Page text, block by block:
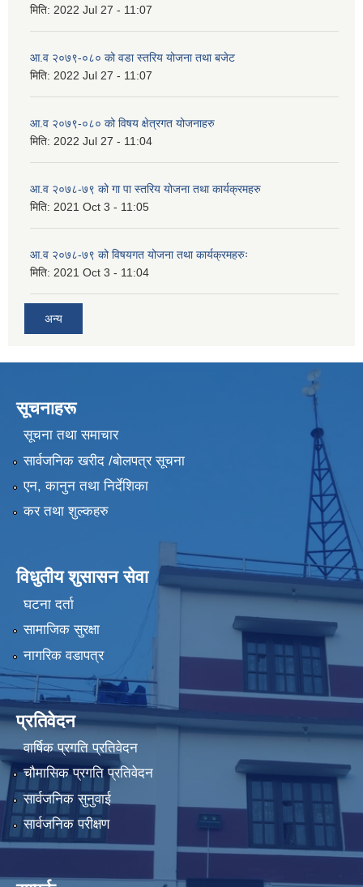
मिति: 2022 Jul 27 - 11:07
आ.व २०७९-०८० को वडा स्तरिय योजना तथा बजेट
मिति: 2022 Jul 27 - 11:07
आ.व २०७९-०८० को विषय क्षेत्रगत योजनाहरु
मिति: 2022 Jul 27 - 11:04
आ.व २०७८-७९ को गा पा स्तरिय योजना तथा कार्यक्रमहरु
मिति: 2021 Oct 3 - 11:05
आ.व २०७८-७९ को विषयगत योजना तथा कार्यक्रमहरुः
मिति: 2021 Oct 3 - 11:04
अन्य
सूचनाहरू
सूचना तथा समाचार
सार्वजनिक खरीद /बोलपत्र सूचना
एन, कानुन तथा निर्देशिका
कर तथा शुल्कहरु
विधुतीय शुसासन सेवा
घटना दर्ता
सामाजिक सुरक्षा
नागरिक वडापत्र
प्रतिवेदन
वार्षिक प्रगति प्रतिवेदन
चौमासिक प्रगति प्रतिवेदन
सार्वजनिक सुनुवाई
सार्वजनिक परीक्षण